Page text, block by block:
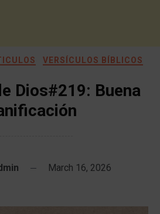
VERSÍCULOS BÍBLICOS
Dios#219: Buena
March 16, 2026